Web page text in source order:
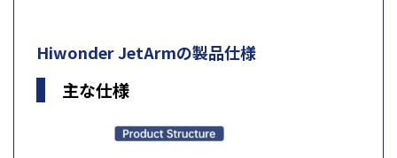
Hiwonder JetArmの製品仕様
主な仕様